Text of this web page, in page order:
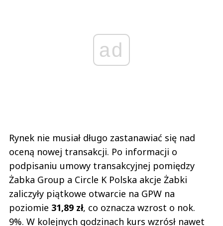
ad
Rynek nie musiał długo zastanawiać się nad
oceną nowej transakcji. Po informacji o
podpisaniu umowy transakcyjnej pomiędzy
Żabka Group a Circle K Polska akcje Żabki
zaliczyły piątkowe otwarcie na GPW na
poziomie 31,89 zł, co oznacza wzrost o nok.
9%. W kolejnych godzinach kurs wzrósł nawet